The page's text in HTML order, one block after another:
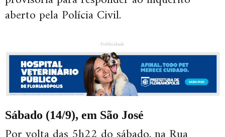
aberto pela Polícia Civil.
Publicidade
Sábado (14/9), em São José